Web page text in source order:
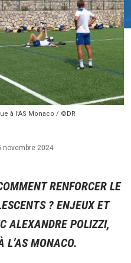
à l’AS Monaco / ©DR
novembre 2024
RENFORCER LE
? ENJEUX ET
ALEXANDRE POLIZZI,
L’AS MONACO.